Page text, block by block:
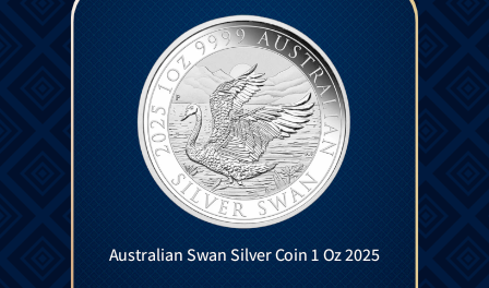
Australian Swan Silver Coin 1 Oz 2025